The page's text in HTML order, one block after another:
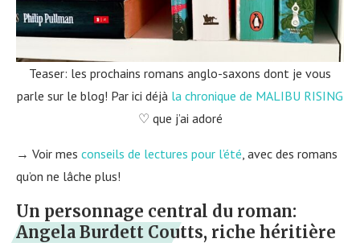
Teaser: les prochains romans anglo-saxons dont je vous
parle sur le blog! Par ici déjà la chronique de MALIBU RISING
♡ que j’ai adoré
→ Voir mes conseils de lectures pour l’été , avec des romans
qu’on ne lâche plus!
Un personnage central du roman:
Angela Burdett Coutts, riche héritière